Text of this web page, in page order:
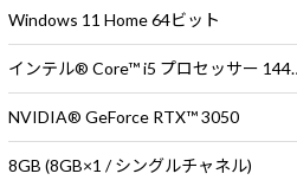
Windows 11 Home 64ビット
インテル®
NVIDIA® GeForce RTX™ 3050
8GB (8GB×1 / シングルチャネル)